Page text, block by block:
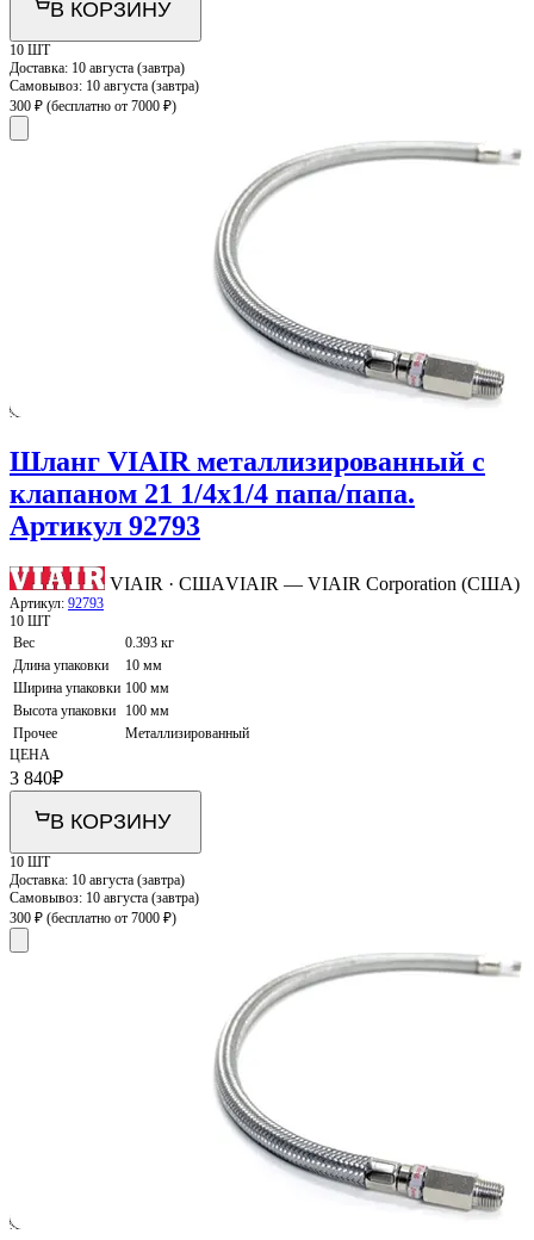
В КОРЗИНУ
10 ШТ
Доставка: 10 августа (завтра)
Самовывоз: 10 августа (завтра)
300 ₽ (бесплатно от 7000 ₽)
Шланг VIAIR металлизированный с
клапаном 21 1/4х1/4 папа/папа.
Артикул 92793
VIAIR · СШАVIAIR — VIAIR Corporation (США)
Артикул: 92793
10 ШТ
Вес
0.393 кг
Длина упаковки
10 мм
Ширина упаковки 100 мм
Высота упаковки
100 мм
Прочее
Металлизированный
ЦЕНА
3 840₽
В КОРЗИНУ
10 ШТ
Доставка: 10 августа (завтра)
Самовывоз: 10 августа (завтра)
300 ₽ (бесплатно от 7000 ₽)